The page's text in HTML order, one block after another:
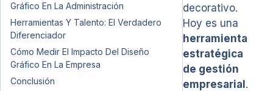
Gráfico En La Administración
Herramientas Y Talento: El Verdadero
Diferenciador
Cómo Medir El Impacto Del Diseño
Gráfico En La Empresa
Conclusión
decorativo.
Hoy es una
herramienta
estratégica
de gestión
empresarial .